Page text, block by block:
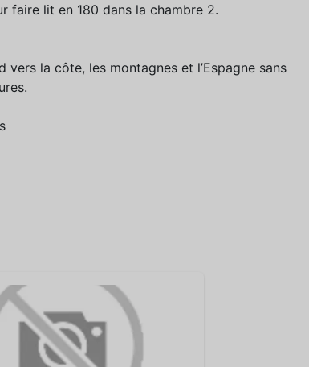
faire lit en 180 dans la chambre 2.
la côte, les montagnes et l’Espagne sans